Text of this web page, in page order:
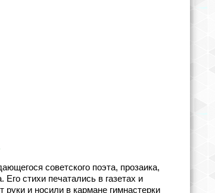
советского поэта, прозаика,
стихи печатались в газетах и
и носили в кармане гимнастерки